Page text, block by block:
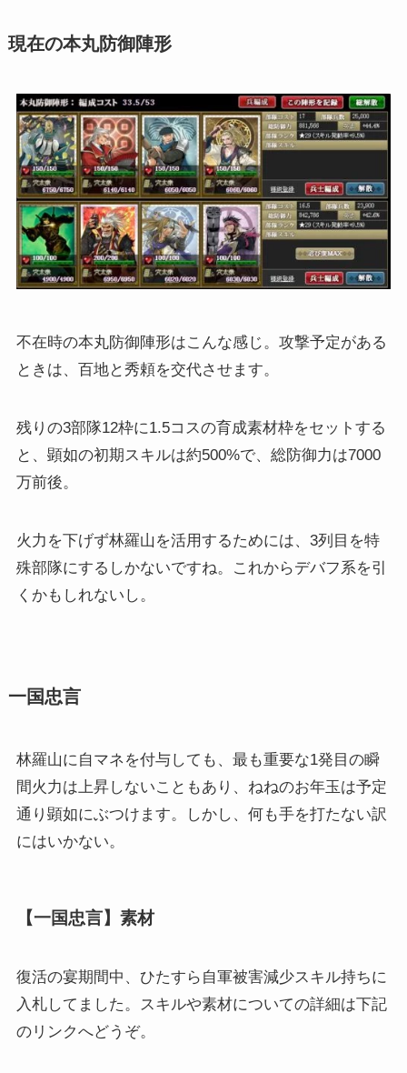
現在の本丸防御陣形
不在時の本丸防御陣形はこんな感じ。攻撃予定がある
ときは、百地と秀頼を交代させます。
残りの3部隊12枠に1.5コスの育成素材枠をセットする
と、顕如の初期スキルは約500%で、総防御力は7000
万前後。
火力を下げず林羅山を活用するためには、3列目を特
殊部隊にするしかないですね。これからデバフ系を引
くかもしれないし。
一国忠言
林羅山に自マネを付与しても、最も重要な1発目の瞬
間火力は上昇しないこともあり、ねねのお年玉は予定
通り顕如にぶつけます。しかし、何も手を打たない訳
にはいかない。
【一国忠言】素材
復活の宴期間中、ひたすら自軍被害減少スキル持ちに
入札してました。スキルや素材についての詳細は下記
のリンクへどうぞ。